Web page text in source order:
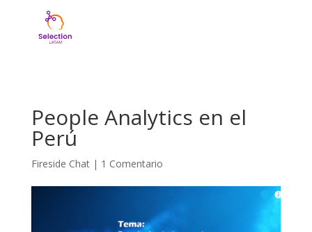
People Analytics en el
Perú
Fireside Chat| 1 Comentario